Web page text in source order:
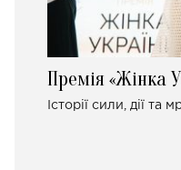
Премія «Жінка
Історії сили, дії та